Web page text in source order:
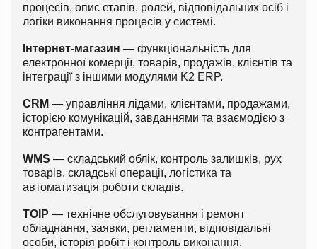
процесів, опис етапів, ролей, відповідальних осіб і
логіки виконання процесів у системі.
Інтернет-магазин — функціональність для
електронної комерції, товарів, продажів, клієнтів та
інтеграції з іншими модулями K2 ERP.
CRM — управління лідами, клієнтами, продажами,
історією комунікацій, завданнями та взаємодією з
контрагентами.
WMS — складський облік, контроль залишків, рух
товарів, складські операції, логістика та
автоматизація роботи складів.
ТОІР — технічне обслуговування і ремонт
обладнання, заявки, регламенти, відповідальні
особи, історія робіт і контроль виконання.